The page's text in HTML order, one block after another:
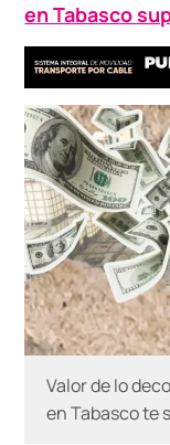
en Tabasco
Valor de lo
en Tabasco te